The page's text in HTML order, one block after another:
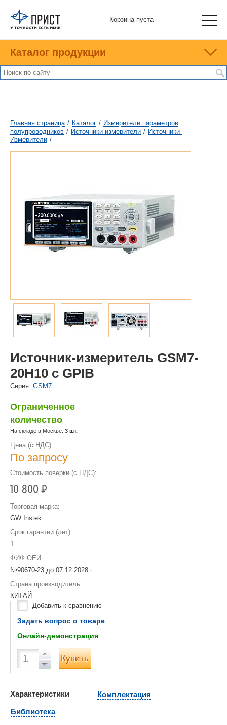
Корзина пуста
Каталог продукции
Главная страница / Каталог / Измерители параметров
полупроводников / Источники-измерители / Источники-
Измерители /
Источник-измеритель GSM7-
20H10 с GPIB
Cерия: GSM7
Ограниченное
количество
На складе в Москве: 3 шт.
Цена (с НДС):
По запросу
Стоимость поверки (с НДС):
10 800Р
Торговая марка:
GW Instek
Срок гарантии (лет):
1
ФИФ ОЕИ:
№90670-23 до 07.12.2028 г.
Страна производитель:
КИТАЙ
Добавить к сравнению
Задать вопрос о товаре
Онлайн-демонстрация
Купить
Характеристики
Комплектация
Библиотека